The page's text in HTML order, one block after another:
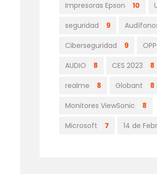
Impresoras Epson 10
seguridad 9
Ciberseguridad 9
AUDIO 8 CES 2023 8
realme 8 Globant 8
Monitores ViewSonic 8
Microsoft 7 14 de